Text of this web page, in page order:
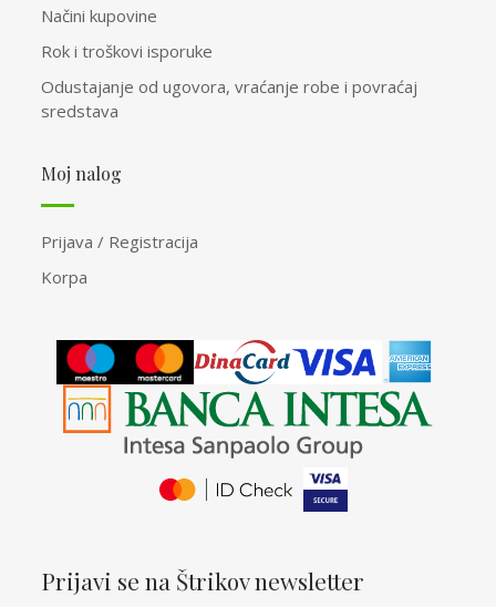
Načini kupovine
Rok i troškovi isporuke
Odustajanje od ugovora, vraćanje robe i povraćaj
sredstava
Moj nalog
Prijava / Registracija
Korpa
Prijavi se na Štrikov newsletter